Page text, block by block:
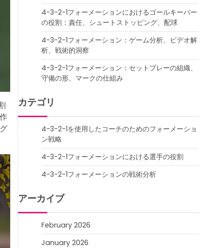
4-3-2-1フォーメーションにおけるゴールキーパー
の役割：責任、シュートストッピング、配球
4-3-2-1フォーメーション：ゲーム分析、ビデオ解
析、戦術的洞察
4-3-2-1フォーメーション：セットプレーの組織、
守備の形、マークの仕組み
カテゴリ
4-3-2-1を使用したコーチのためのフォーメーショ
ン戦略
4-3-2-1フォーメーションにおける選手の役割
4-3-2-1フォーメーションの戦術分析
アーカイブ
February 2026
January 2026